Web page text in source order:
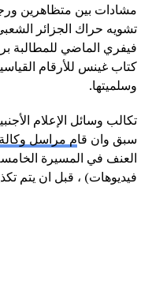
مشادات بين متظاهرين
فيفري الماضي للمطالبة
كتاب غينس للأرقام
وسلميتها.
تكالب وسائل الإعلام
سبق وان قام مراسل
العنف في المسيرة
فيديوهات) ، قبل ان يتم